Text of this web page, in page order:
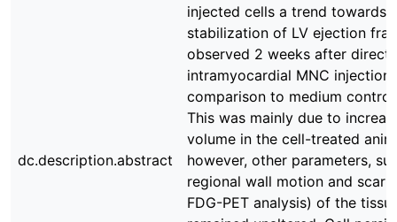
dc.description.abstract
injected cells a trend towards
stabilization of LV ejection
observed 2 weeks after direct
intramyocardial MNC injection
comparison to medium
This was mainly due to
volume in the cell-treated
however, other parameters,
regional wall motion and scar
FDG-PET analysis) of the